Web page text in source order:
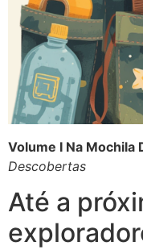
Volume I Na Mochila
Descobertas
Até a